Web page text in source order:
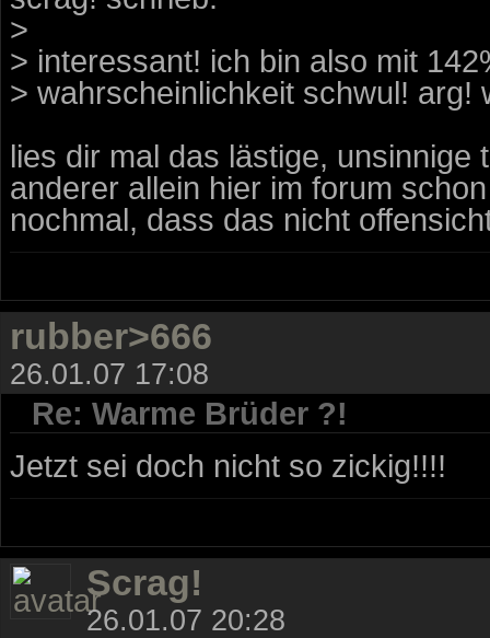
>
> interessant! ich bin also mit
> wahrscheinlichkeit schwul! arg!
lies dir mal das lästige,
anderer allein hier im forum
nochmal, dass das nicht
rubber>666
26.01.07 17:08
Re: Warme Brüder ?!
Jetzt sei doch nicht so zickig!!!!
Scrag!
26.01.07 20:28